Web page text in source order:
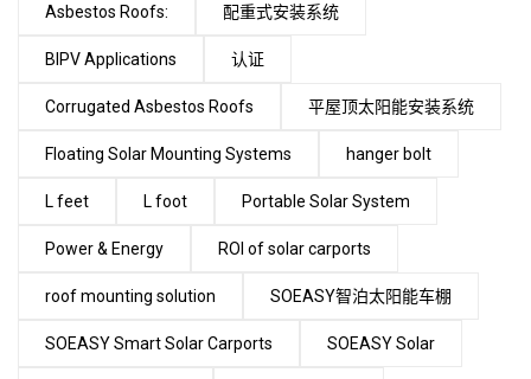
Asbestos Roofs: 配重式安装系统
BIPV Applications 认证
Corrugated Asbestos Roofs 平屋顶太阳能安装系统
Floating Solar Mounting Systems hanger bolt
L feet L foot Portable Solar System
Power & Energy ROI of solar carports
roof mounting solution SOEASY智泊太阳能车棚
SOEASY Smart Solar Carports SOEASY Solar